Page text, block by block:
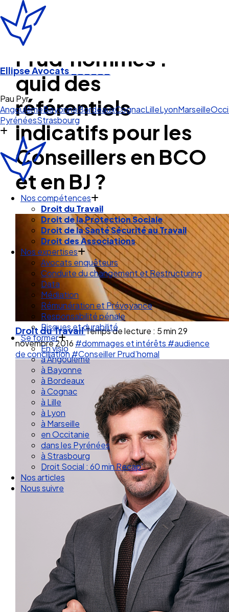
Ellipse Avocats______
Pau Pyrénées
AngoulêmeBayonneBordeauxCognacLilleLyonMarseille
PyrénéesStrasbourg
Nos compétences
Droit du Travail
Droit de la Protection Sociale
Droit de la Santé Sécurité au Travail
Droit des Associations
Nos expertises
Avocats enquêteurs
Conduite du changement et Restructuring
Data
Médiation
Rémunération et Prévoyance
Responsabilité pénale
Risques et durabilité
Se former
En visio
à Angouleme
à Bayonne
à Bordeaux
à Cognac
à Lille
à Lyon
à Marseille
en Occitanie
dans les Pyrénées
à Strasbourg
Droit Social : 60 min Recap’
Nos articles
Nous suivre
Prud’hommes :
quid des
référentiels
indicatifs pour les
Conseillers en BCO
et en BJ ?
Droit du TravailTemps de lecture : 5 min 29
novembre 2016 #dommages et intérêts #audience
de conciliation#Conseiller Prud’homal